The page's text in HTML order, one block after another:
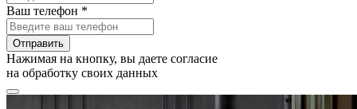
Ваш телефон *
Отправить
Нажимая на кнопку, вы даете согласие
на обработку своих данных